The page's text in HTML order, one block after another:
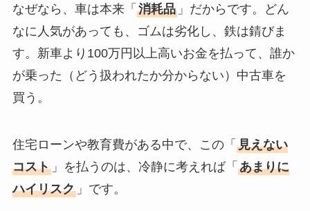
なぜなら、車は本来「 消耗品」だからです。どん
なに人気があっても、ゴムは劣化し、鉄は錆びま
す。新車より100万円以上高いお金を払って、誰か
が乗った（どう扱われたか分からない）中古車を
買う。
住宅ローンや教育費がある中で、この「 見えない
コスト」を払うのは、冷静に考えれば「 あまりに
ハイリスク」です。